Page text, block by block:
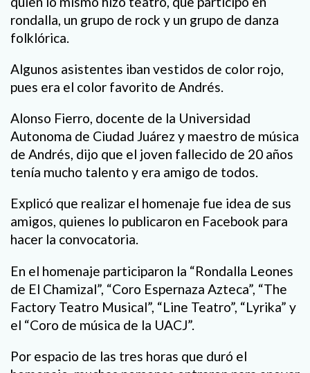
rondalla, un grupo de rock y un grupo de danza
folklórica.
Algunos asistentes iban vestidos de color rojo,
pues era el color favorito de Andrés.
Alonso Fierro, docente de la Universidad
Autonoma de Ciudad Juárez y maestro de música
de Andrés, dijo que el joven fallecido de 20 años
tenía mucho talento y era amigo de todos.
Explicó que realizar el homenaje fue idea de sus
amigos, quienes lo publicaron en Facebook para
hacer la convocatoria.
En el homenaje participaron la “Rondalla Leones
de El Chamizal”, “Coro Espernaza Azteca”, “The
Factory Teatro Musical”, “Line Teatro”, “Lyrika” y
el “Coro de música de la UACJ”.
Por espacio de las tres horas que duró el